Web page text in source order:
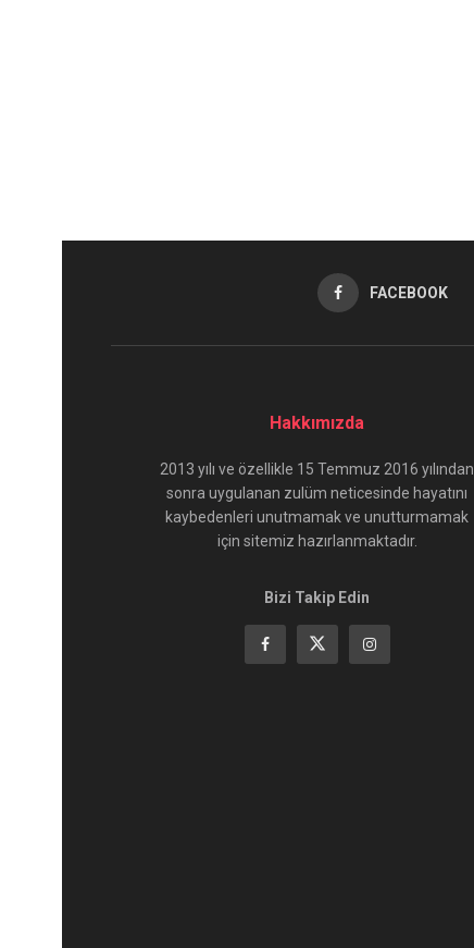
FACEBOOK
Hakkımızda
2013 yılı ve özellikle 15 Temmuz 2016 yılından
sonra uygulanan zulüm neticesinde hayatını
kaybedenleri unutmamak ve unutturmamak
için sitemiz hazırlanmaktadır.
Bizi Takip Edin